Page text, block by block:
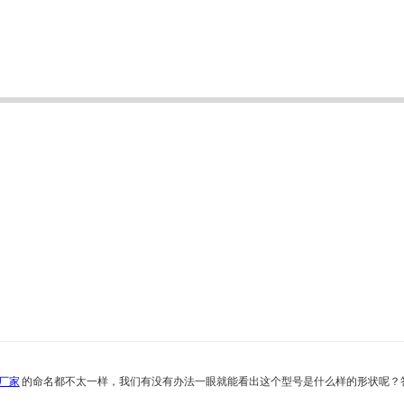
家 的命名都不太一样，我们有没有办法一眼就能看出这个型号是什么样的形状呢？